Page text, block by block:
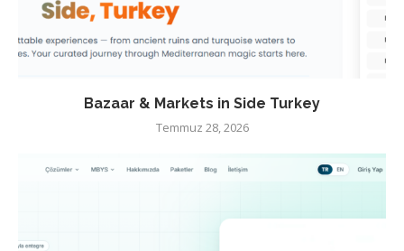
Bazaar & Markets in Side Turkey
Temmuz 28, 2026